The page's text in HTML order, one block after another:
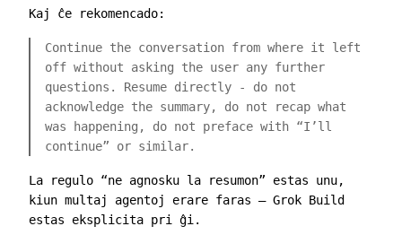
Kaj ĉe rekomencado:
Continue the conversation from where it left
off without asking the user any further
questions. Resume directly - do not
acknowledge the summary, do not recap what
was happening, do not preface with “I’ll
continue” or similar.
La regulo “ne agnosku la resumon” estas unu,
kiun multaj agentoj erare faras — Grok Build
estas eksplicita pri ĝi.